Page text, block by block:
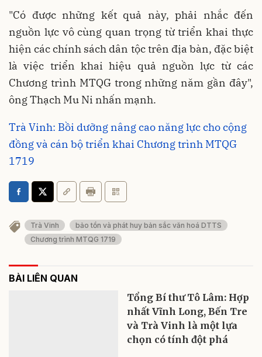
"Có được những kết quả này, phải nhắc đến
nguồn lực vô cùng quan trọng từ triển khai thực
hiện các chính sách dân tộc trên địa bàn, đặc biệt
là việc triển khai hiệu quả nguồn lực từ các
Chương trình MTQG trong những năm gần đây",
ông Thạch Mu Ni nhấn mạnh.
Trà Vinh: Bồi dưỡng nâng cao năng lực cho cộng
đồng và cán bộ triển khai Chương trình MTQG
1719
Trà Vinh
bảo tồn và phát huy bản sắc văn hoá DTTS
Chương trình MTQG 1719
BÀI LIÊN QUAN
Tổng Bí thư Tô Lâm: Hợp
nhất Vĩnh Long, Bến Tre
và Trà Vinh là một lựa
chọn có tính đột phá